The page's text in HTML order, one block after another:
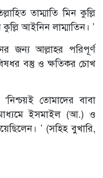
তাম্মাতি মিন কুল্লি
আইনিন লাম্মাতিন। ’
জন্য আল্লাহর পরিপূর্ণ
বস্তু ও ক্ষতিকর চোখ
তোমাদের বাবা
ইসমাইল (আ.) ও
’ (সহিহ বুখারি,